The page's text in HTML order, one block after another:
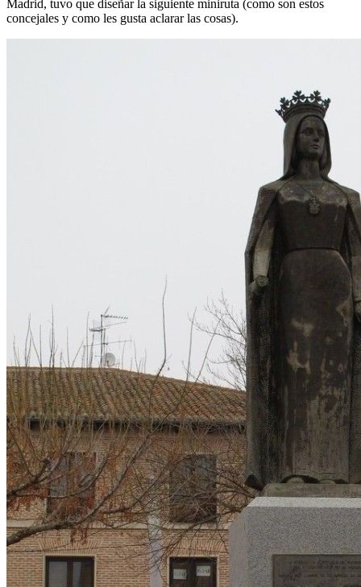
Madrid, tuvo que diseñar la siguiente miniruta (como son estos
concejales y como les gusta aclarar las cosas).